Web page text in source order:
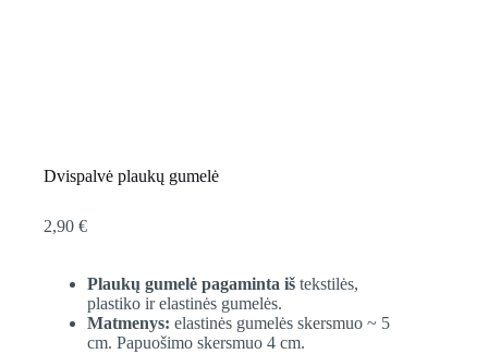
Dvispalvė plaukų gumelė
2,90 €
Plaukų gumelė pagaminta iš tekstilės,
plastiko ir elastinės gumelės.
Matmenys: elastinės gumelės skersmuo ~ 5
cm. Papuošimo skersmuo 4 cm.